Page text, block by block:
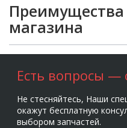
магазина
Есть вопросы —
Не стесняйтесь, Наши
окажут бесплатную
выбором запчастей.